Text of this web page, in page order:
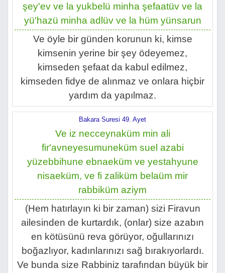
şey'ev ve la yukbelü minha şefaatüv ve la
yü'hazü minha adlüv ve la hüm yünsarun
Ve öyle bir günden korunun ki, kimse
kimsenin yerine bir şey ödeyemez,
kimseden şefaat da kabul edilmez,
kimseden fidye de alınmaz ve onlara hiçbir
yardım da yapılmaz.
Bakara Suresi 49. Ayet
Ve iz necceynaküm min ali
fir'avneyesumuneküm suel azabi
yüzebbihune ebnaeküm ve yestahyune
nisaeküm, ve fi zaliküm belaüm mir
rabbiküm aziym
(Hem hatırlayın ki bir zaman) sizi Firavun
ailesinden de kurtardık, (onlar) size azabın
en kötüsünü reva görüyor, oğullarınızı
boğazlıyor, kadınlarınızı sağ bırakıyorlardı.
Ve bunda size Rabbiniz tarafından büyük bir